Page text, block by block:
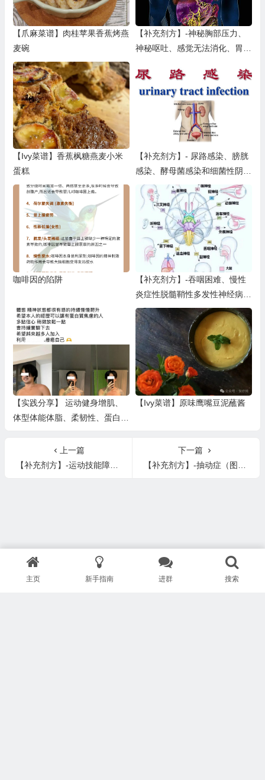
【爪麻菜谱】肉桂苹果香蕉烤燕
麦碗
【补充剂方】-神秘胸部压力、
神秘呕吐、感觉无法消化、胃翻
感
【Ivy菜谱】香蕉枫糖燕麦小米
蛋糕
【补充剂方】- 尿路感染、膀胱
感染、酵母菌感染和细菌性阴道
炎
咖啡因的陷阱
【补充剂方】-吞咽困难、慢性
炎症性脱髓鞘性多发性神经病
、德维克病（视神经脊髓炎）
【实践分享】 运动健身增肌、
体型体能体脂、柔韧性、蛋白
【Ivy菜谱】原味鹰嘴豆泥蘸酱
上一篇
【补充剂方】-运动技能障碍（也称为发育障碍）
下一篇
【补充剂方】-抽动症（图雷特综合症）、言语困难
主页 新手指南 进群 搜索